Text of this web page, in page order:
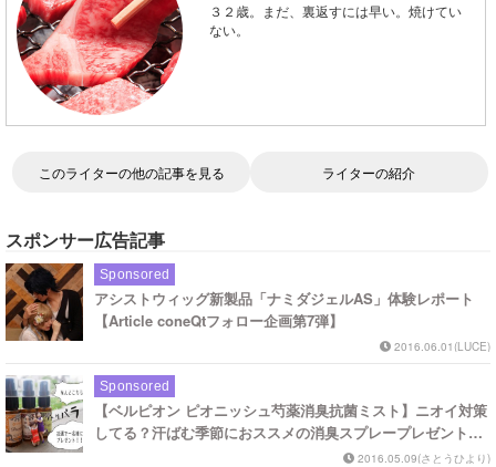
３２歳。まだ、裏返すには早い。焼けてい
ない。
このライターの他の記事を見る ライターの紹介
スポンサー広告記事
Sponsored
アシストウィッグ新製品「ナミダジェルAS」体験レポート
【Article coneQtフォロー企画第7弾】
2016.06.01(LUCE)
Sponsored
【ベルピオン ピオニッシュ芍薬消臭抗菌ミスト】ニオイ対策
してる？汗ばむ季節におススメの消臭スプレープレゼント！
2016.05.09(さとうひより)